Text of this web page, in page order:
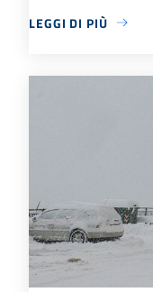
LEGGI DI PIÙ